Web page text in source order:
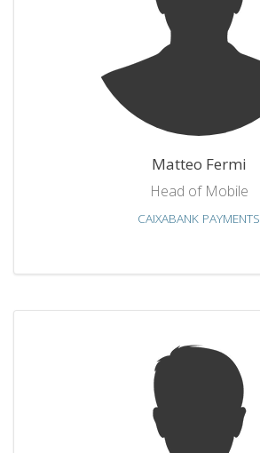
Matteo Fermi
Head of Mobile
CAIXABANK PAYMENTS